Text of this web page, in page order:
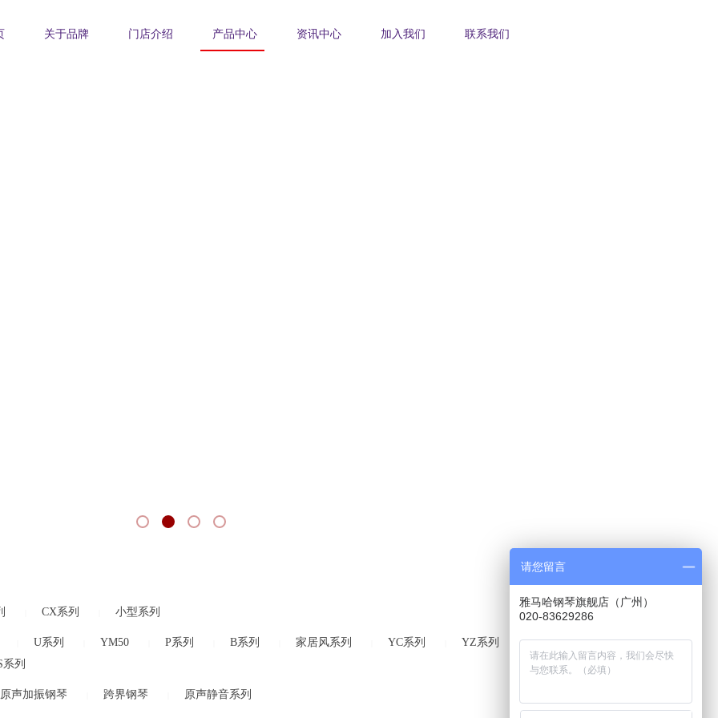
CX系列 小型系列
U系列 YM50 P系列 B系列 家居风系列 YC系列 YZ系列 |
Radius系列
系列
原声加振钢琴 跨界钢琴 原声静音系列
关于品牌 门店介绍 产品中心 资讯中心 加入我们 联系我们
请您留言
雅马哈钢琴旗舰店（广州）
020-83629286